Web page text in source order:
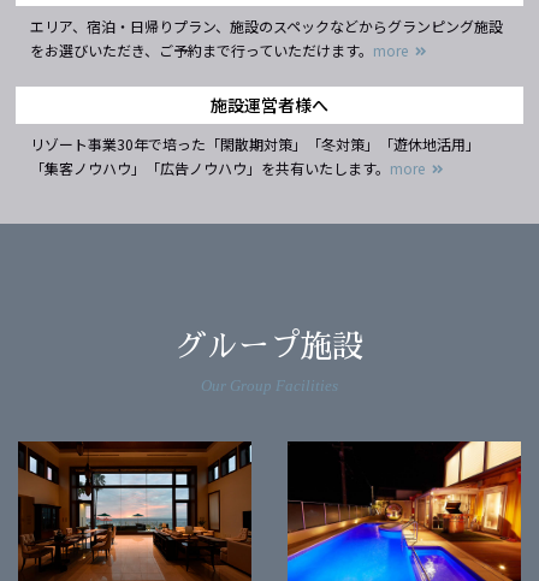
エリア、宿泊・日帰りプラン、施設のスペックなどからグランピング施設
をお選びいただき、ご予約まで行っていただけます。 more
施設運営者様へ
リゾート事業30年で培った「閑散期対策」「冬対策」「遊休地活用」
「集客ノウハウ」「広告ノウハウ」を共有いたします。 more
グループ施設
Our Group Facilities